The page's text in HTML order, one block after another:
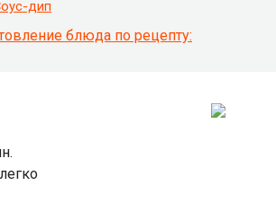
дип
блюда по рецепту:
легко